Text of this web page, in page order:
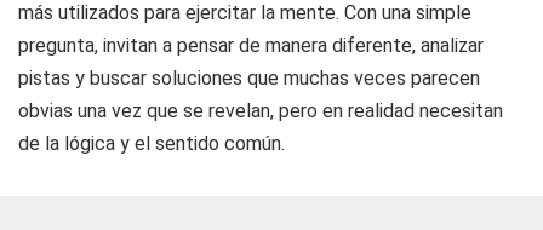
más utilizados para ejercitar la mente. Con una simple
pregunta, invitan a pensar de manera diferente, analizar
pistas y buscar soluciones que muchas veces parecen
obvias una vez que se revelan, pero en realidad necesitan
de la lógica y el sentido común.